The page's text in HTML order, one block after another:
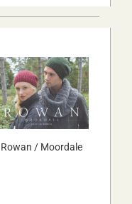
Rowan / Moordale